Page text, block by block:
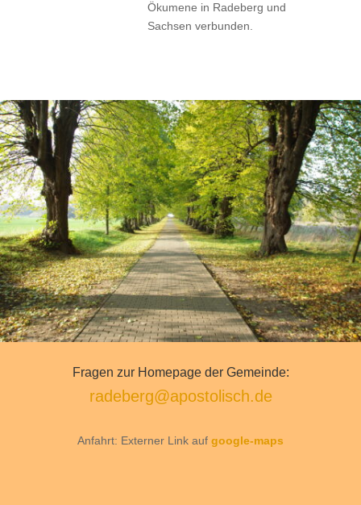
Ökumene in Radeberg und
Sachsen verbunden.
Fragen zur Homepage der Gemeinde:
radeberg@apostolisch.de
Anfahrt: Externer Link auf google-maps